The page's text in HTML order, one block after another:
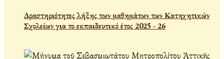
Δραστηριότητες λήξης των μαθημάτων των Κατηχητικών
Σχολείων για το εκπαιδευτικό έτος 2025 - 26